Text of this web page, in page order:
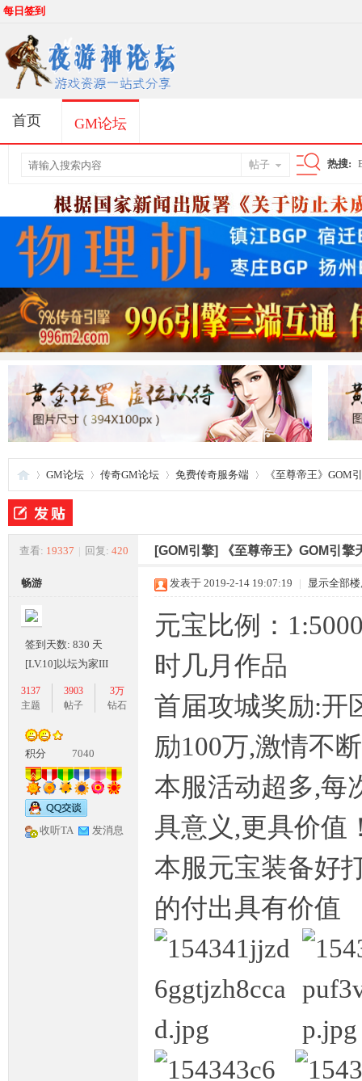
每日签到
首页 GM论坛
帖子
索
热搜:
夜
游
»
GM论坛
›
传奇GM论坛
›
免费传奇服务端
›
《至尊帝王》GOM
查看: 19337 | 回复: 420 [GOM引擎] 《至尊帝王》GOM引
畅游
签到天数: 830 天
[LV.10]以坛为家III
3137
主题
3903
帖子
3万
钻石
积分 7040
收听TA 发消息
发表于 2019-2-14 19:07:19 | 显示全部
元宝比例：
时几月作品
首届攻城奖励:开
励100万,激情不
本服活动超多,每
具意义,更具价值
本服元宝装备好
的付出具有价值